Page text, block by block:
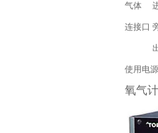
气体
连接口
使用电
氧气